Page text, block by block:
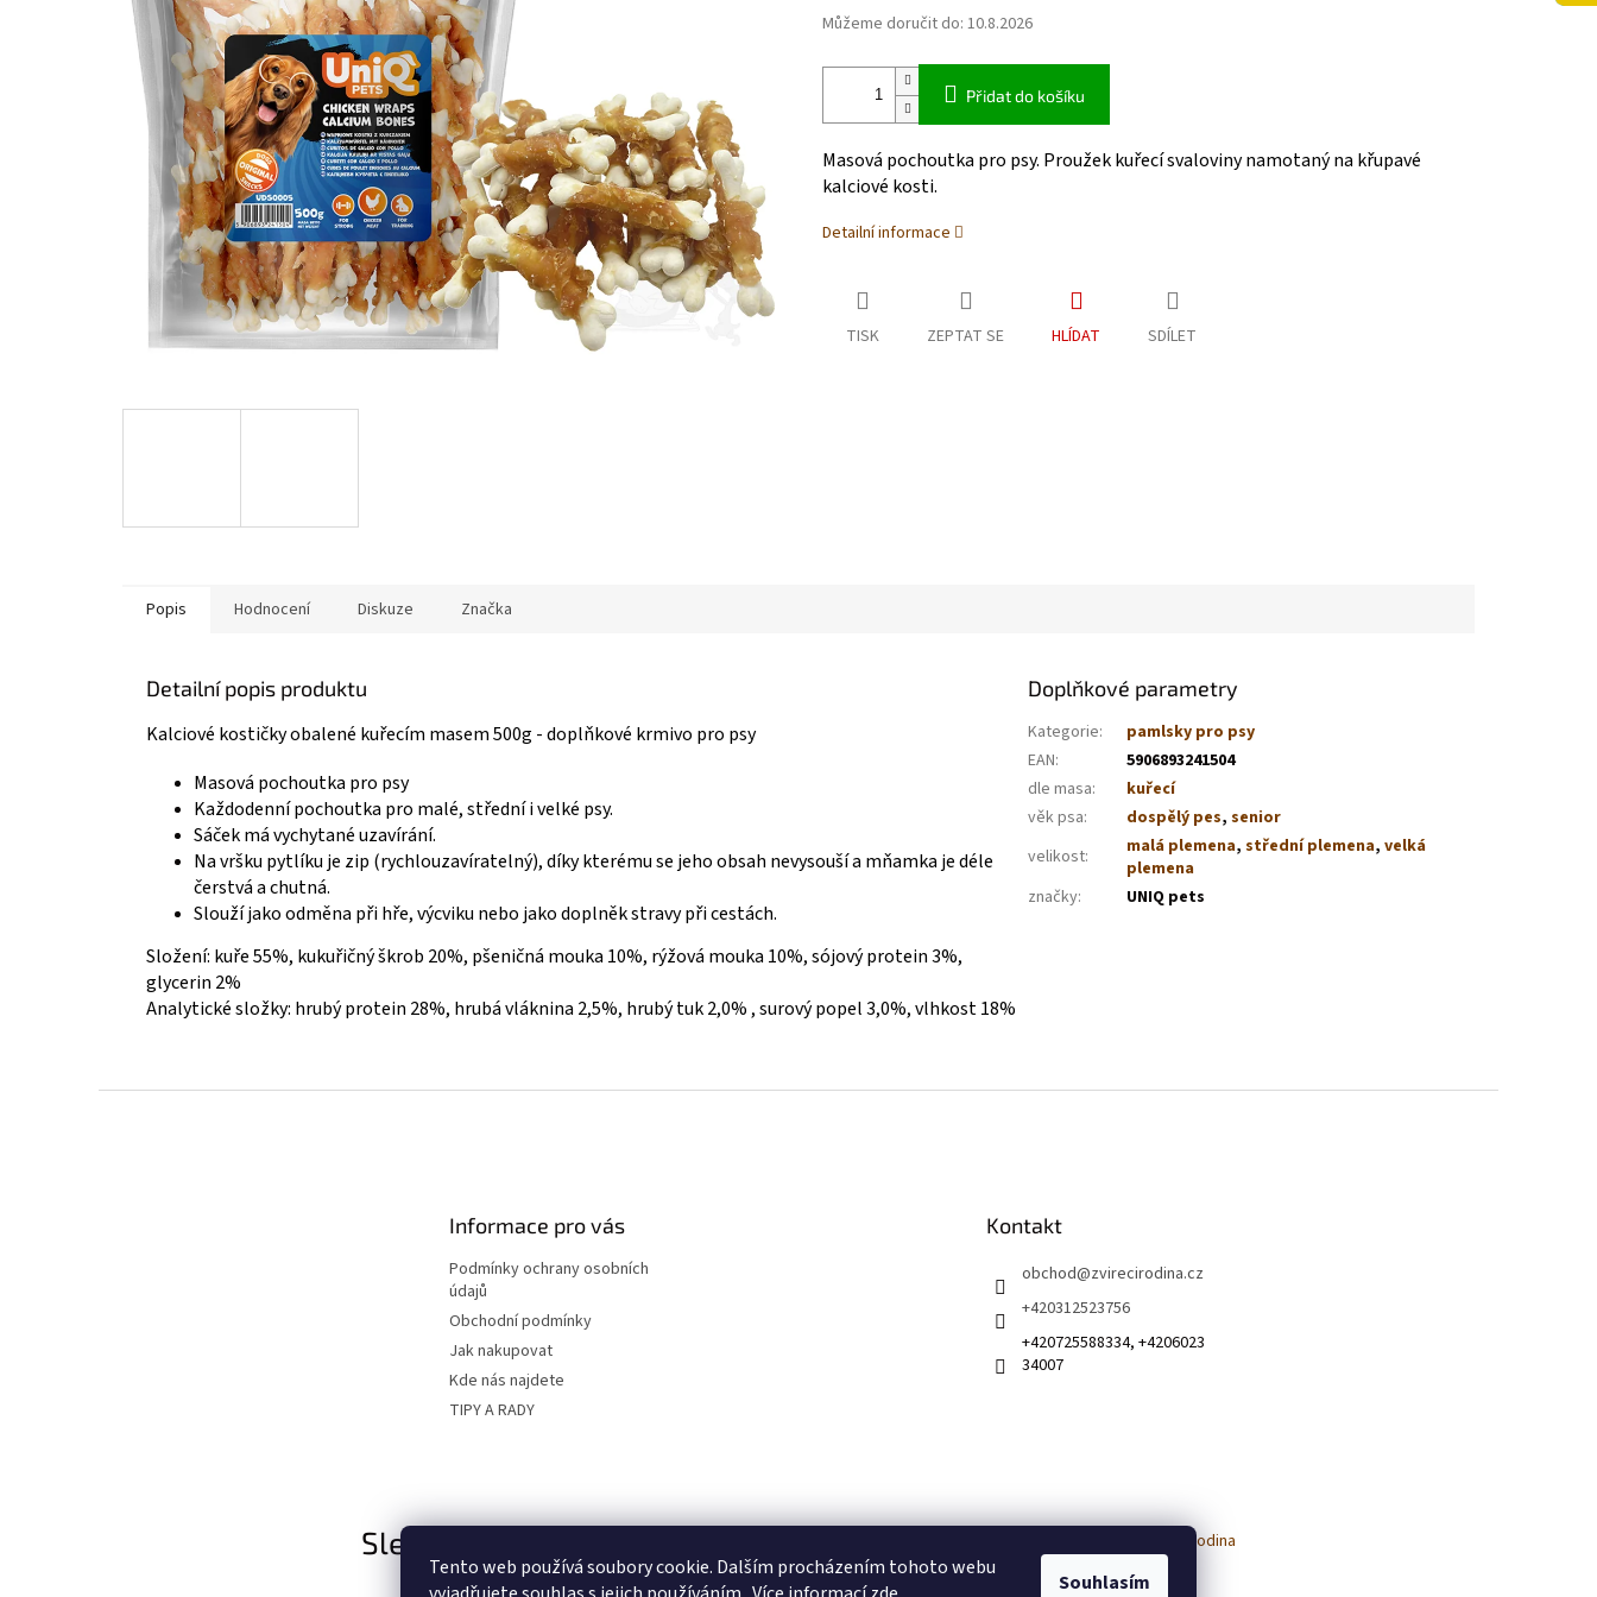
Tento web používá soubory cookie. Dalším procházením tohoto webu
Souhlasím
Můžeme doručit do: 10.8.2026
Přidat do košíku
Masová pochoutka pro psy. Proužek kuřecí svaloviny namotaný na křupavé
kalciové kosti.
Detailní informace
TISK ZEPTAT SE HLÍDAT SDÍLET
Popis Hodnocení Diskuze Značka
Detailní popis produktu
Kalciové kostičky obalené kuřecím masem 500g - doplňkové krmivo pro psy
Masová pochoutka pro psy
Každodenní pochoutka pro malé, střední i velké psy.
Sáček má vychytané uzavírání.
Na vršku pytlíku je zip (rychlouzavíratelný), díky kterému se jeho obsah nevysouší a mňamka je déle
čerstvá a chutná.
Slouží jako odměna při hře, výcviku nebo jako doplněk stravy při cestách.
Složení: kuře 55%, kukuřičný škrob 20%, pšeničná mouka 10%, rýžová mouka 10%, sójový protein 3%,
glycerin 2%
Analytické složky: hrubý protein 28%, hrubá vláknina 2,5%, hrubý tuk 2,0% , surový popel 3,0%, vlhkost 18%
Doplňkové parametry
Kategorie:
pamlsky pro psy
EAN:
5906893241504
dle masa:
kuřecí
věk psa: dospělý pes,senior
velikost: malá plemena,střední plemena,velká
plemena
značky: UNIQ pets
Informace pro vás
Podmínky ochrany osobních
údajů
Obchodní podmínky
Jak nakupovat
Kde nás najdete
TIPY A RADY
Kontakt
obchod@zvirecirodina.cz
+420312523756
+420725588334, +4206023
34007
Sledujte nás na sociálních sítích